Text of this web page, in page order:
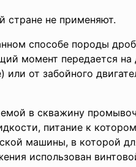
стране не применяют.
способе породы
момент передается на
от забойного
в скважину
питание к
машины, в которой
использован